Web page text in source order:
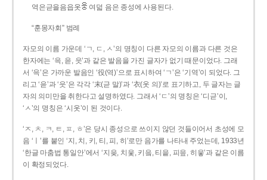
역은귿을음읍옷
여덟 음은 종성에 사용된다.
“훈몽자회” 범례
자모의 이름 가운데 ‘ㄱ, ㄷ, ㅅ’의 명칭이 다른 자모의 이름과 다른 것은
한자에는 ‘윽, 읃, 읏’과 같은 발음을 가진 글자가 없기 때문이었다. 그래
서 ‘윽’은 가까운 발음인 ‘役(역)’으로 표시하여 ‘ㄱ’은 ‘기역’이 되었다. 그
리고 ‘읃’과 ‘읏’은 각각 ‘末(귿 말)’과 ‘衣(옷 의)’로 표기하고, 두 글자는 글
자의 의미만을 취한다고 설명하였다. 그래서 ‘ㄷ’의 명칭은 ‘디귿’이,
‘ㅅ’의 명칭은 ‘시옷’이 된 것이다.
‘ㅈ, ㅊ, ㅋ, ㅌ, ㅍ, ㅎ’은 당시 종성으로 쓰이지 않던 것들이어서 초성에 모
음 ‘ㅣ’를 붙인 ‘지, 치, 키, 티, 피, 히’로만 음가를 나타내 주었는데, 1933년
‘한글 마춤법 통일안’에서 ‘지읒, 치읓, 키읔, 티읕, 피읖, 히읗’과 같은 이름
이 확정되었다.